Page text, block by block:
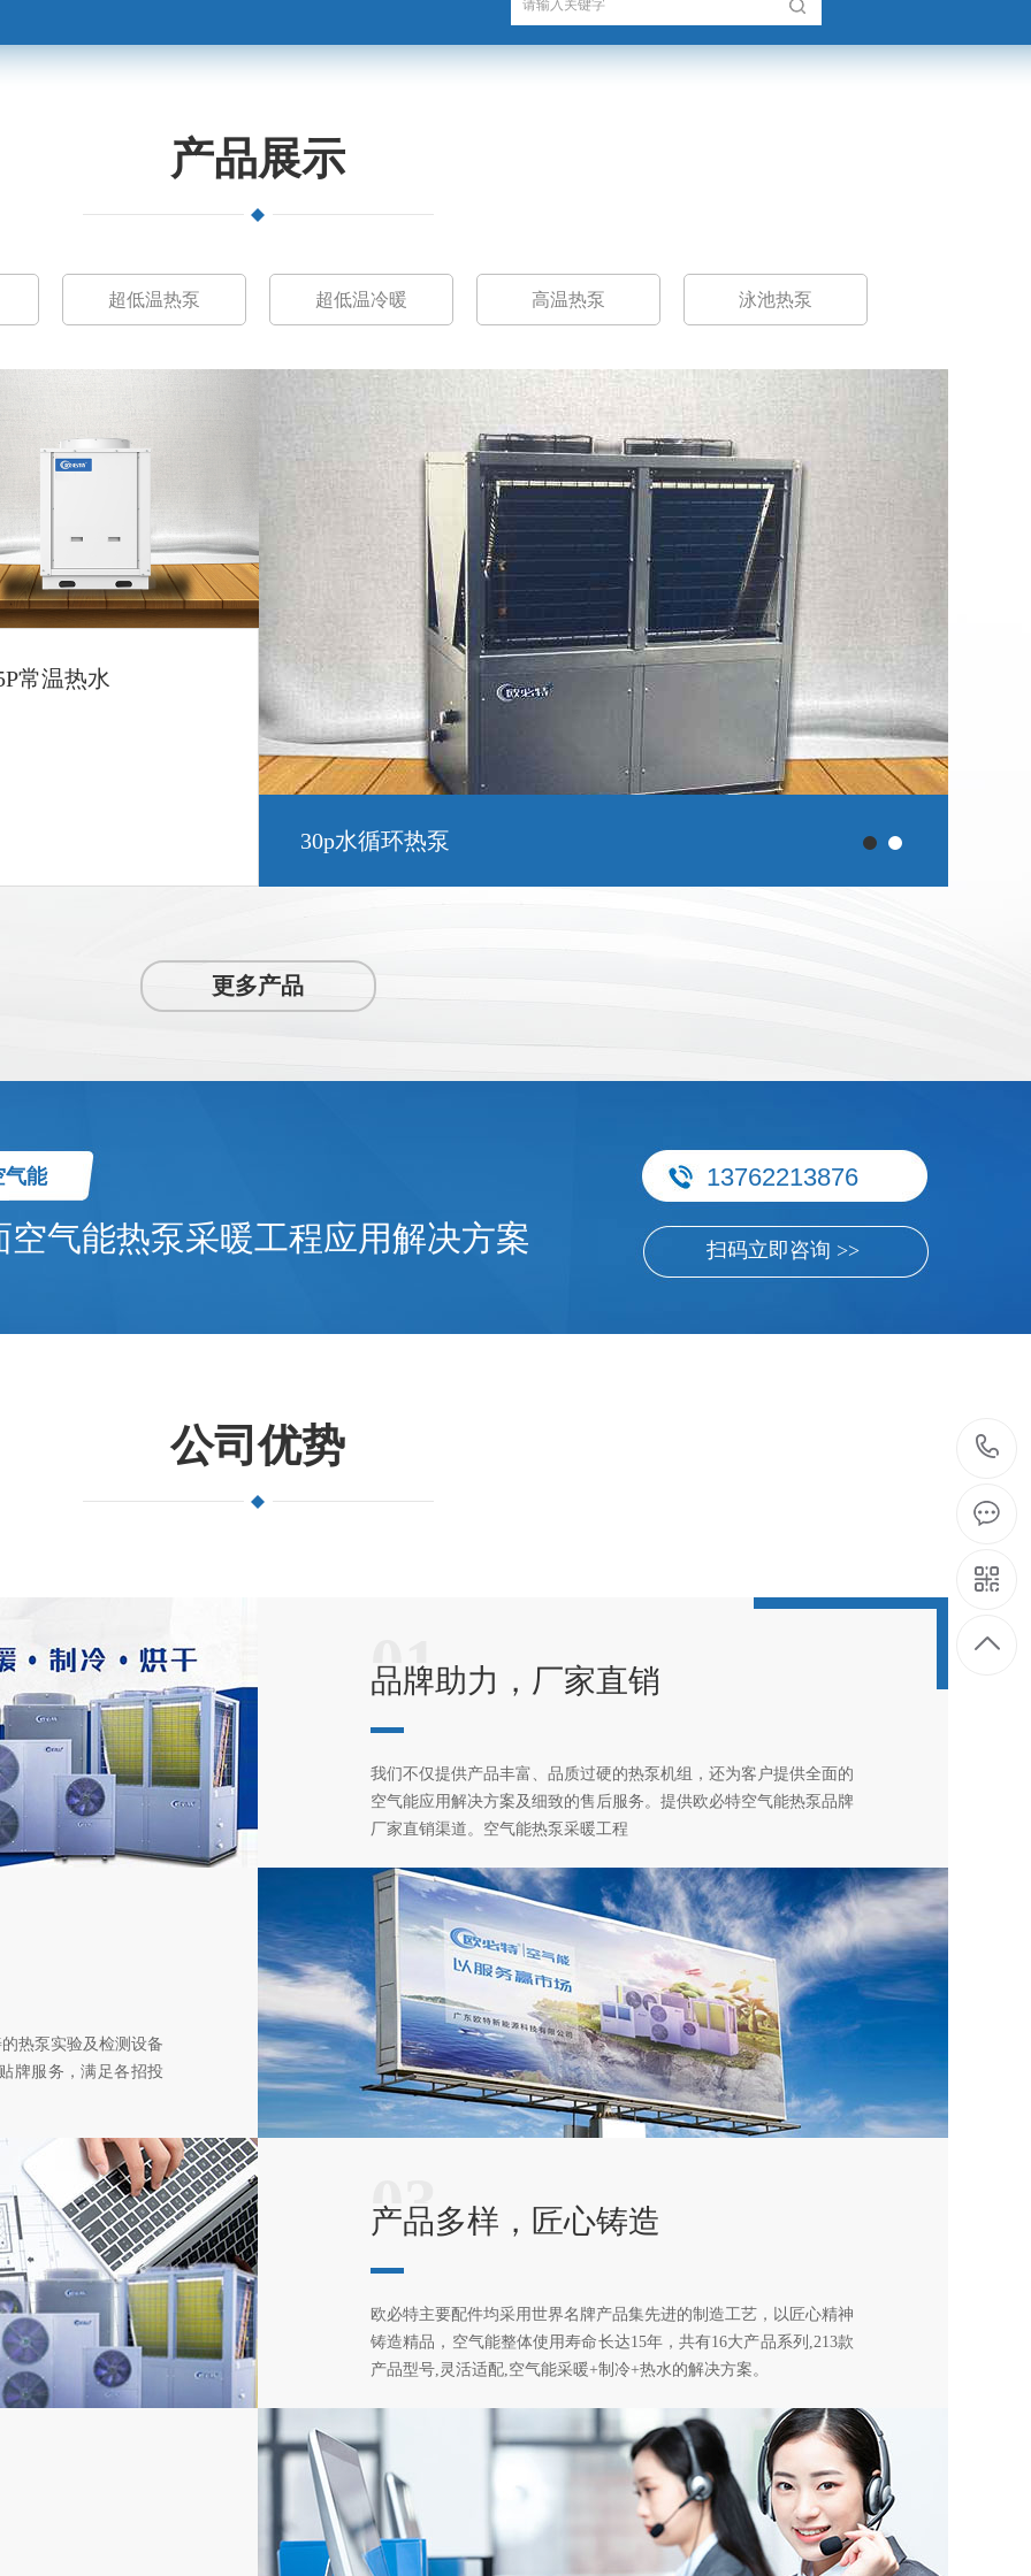
产品展示
超低温热泵 超低温冷暖 高温热泵 泳池热泵
常温热水
新款常温10P热水
更多产品
气能
空气能热泵采暖工程应用解决方案
13762213876
扫码立即咨询 >>
公司优势
品牌助力，厂家直销
01
我们不仅提供产品丰富、品质过硬的热泵机组，还为客户提供全面的
空气能应用解决方案及细致的售后服务。提供欧必特空气能热泵品牌
厂家直销渠道。空气能热泵采暖工程
热泵实验及检测设备
牌服务，满足各招投
产品多样，匠心铸造
03
欧必特主要配件均采用世界名牌产品集先进的制造工艺，以匠心精神
铸造精品，空气能整体使用寿命长达15年，共有16大产品系列,213款
产品型号,灵活适配,空气能采暖+制冷+热水的解决方案。